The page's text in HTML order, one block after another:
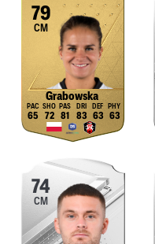
79
CM
Grabowska
65 72 81 83 63 63
74
CM